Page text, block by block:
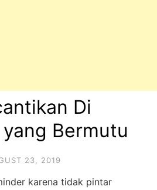
Di
Bermutu
23, 2019
karena tidak pintar